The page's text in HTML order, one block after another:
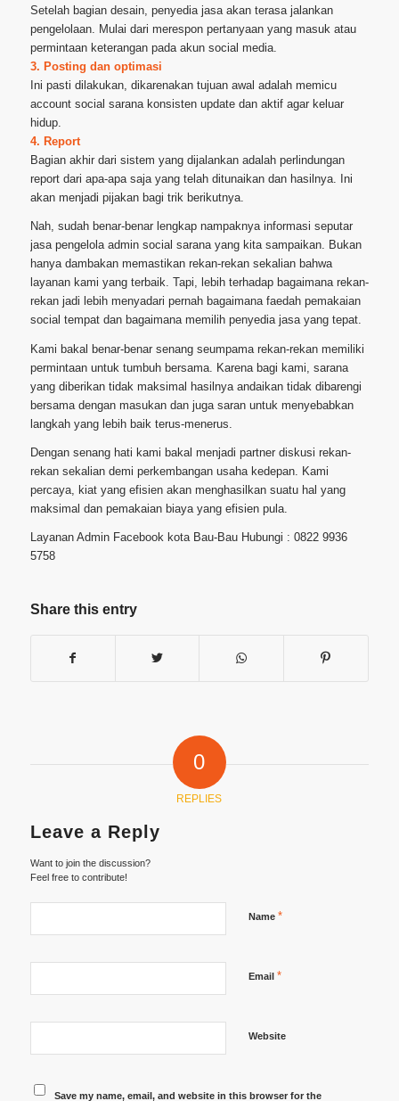
Setelah bagian desain, penyedia jasa akan terasa jalankan
pengelolaan. Mulai dari merespon pertanyaan yang masuk atau
permintaan keterangan pada akun social media.
3. Posting dan optimasi
Ini pasti dilakukan, dikarenakan tujuan awal adalah memicu
account social sarana konsisten update dan aktif agar keluar
hidup.
4. Report
Bagian akhir dari sistem yang dijalankan adalah perlindungan
report dari apa-apa saja yang telah ditunaikan dan hasilnya. Ini
akan menjadi pijakan bagi trik berikutnya.
Nah, sudah benar-benar lengkap nampaknya informasi seputar
jasa pengelola admin social sarana yang kita sampaikan. Bukan
hanya dambakan memastikan rekan-rekan sekalian bahwa
layanan kami yang terbaik. Tapi, lebih terhadap bagaimana rekan-
rekan jadi lebih menyadari pernah bagaimana faedah pemakaian
social tempat dan bagaimana memilih penyedia jasa yang tepat.
Kami bakal benar-benar senang seumpama rekan-rekan memiliki
permintaan untuk tumbuh bersama. Karena bagi kami, sarana
yang diberikan tidak maksimal hasilnya andaikan tidak dibarengi
bersama dengan masukan dan juga saran untuk menyebabkan
langkah yang lebih baik terus-menerus.
Dengan senang hati kami bakal menjadi partner diskusi rekan-
rekan sekalian demi perkembangan usaha kedepan. Kami
percaya, kiat yang efisien akan menghasilkan suatu hal yang
maksimal dan pemakaian biaya yang efisien pula.
Layanan Admin Facebook kota Bau-Bau Hubungi : 0822 9936
5758
Share this entry
0
REPLIES
Leave a Reply
Want to join the discussion?
Feel free to contribute!
Name *
Email *
Website
Save my name, email, and website in this browser for the